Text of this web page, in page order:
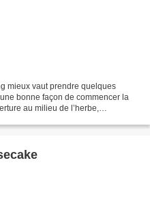
mieux vaut prendre quelques
bonne façon de commencer la
au milieu de l’herbe,